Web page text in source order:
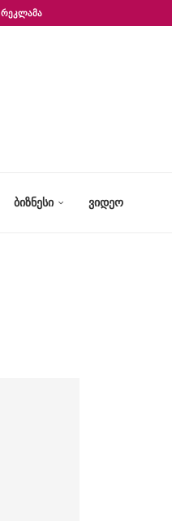
ᲠᲔᲙᲚᲐᲛᲐ
ᲑᲘᲖᲜᲔᲡᲘ ᲕᲘᲓᲔᲝ